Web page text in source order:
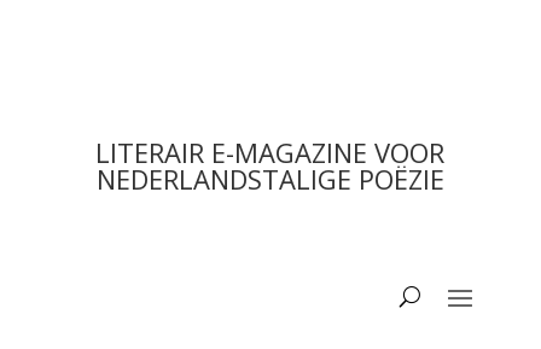
LITERAIR E-MAGAZINE VOOR
NEDERLANDSTALIGE POËZIE